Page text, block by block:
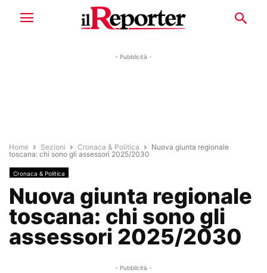
- Pubblicità -
Home Sezioni Cronaca & Politica
Nuova giunta regionale
toscana: chi sono gli assessori 2025/2030
Cronaca & Politica
Nuova giunta regionale
toscana: chi sono gli
assessori 2025/2030
- Pubblicità -